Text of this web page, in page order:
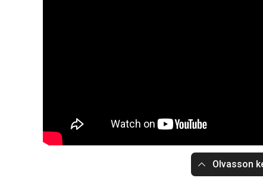
Olvasson